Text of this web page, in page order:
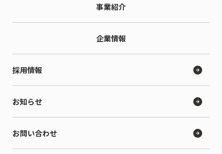
事業紹介
企業情報
採用情報
お知らせ
お問い合わせ